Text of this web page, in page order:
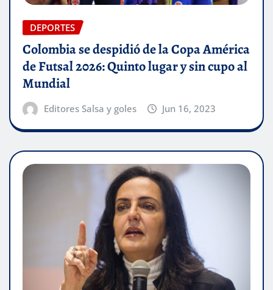
DEPORTES
Colombia se despidió de la Copa América
de Futsal 2026: Quinto lugar y sin cupo al
Mundial
Editores Salsa y goles Jun 16, 2023